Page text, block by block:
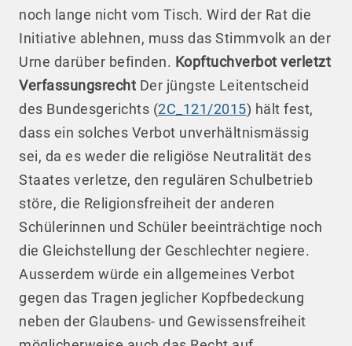
noch lange nicht vom Tisch. Wird der Rat die
Initiative ablehnen, muss das Stimmvolk an der
Urne darüber befinden. Kopftuchverbot verletzt
Verfassungsrecht Der jüngste Leitentscheid
des Bundesgerichts (2C_121/2015) hält fest,
dass ein solches Verbot unverhältnismässig
sei, da es weder die religiöse Neutralität des
Staates verletze, den regulären Schulbetrieb
störe, die Religionsfreiheit der anderen
Schülerinnen und Schüler beeinträchtige noch
die Gleichstellung der Geschlechter negiere.
Ausserdem würde ein allgemeines Verbot
gegen das Tragen jeglicher Kopfbedeckung
neben der Glaubens- und Gewissensfreiheit